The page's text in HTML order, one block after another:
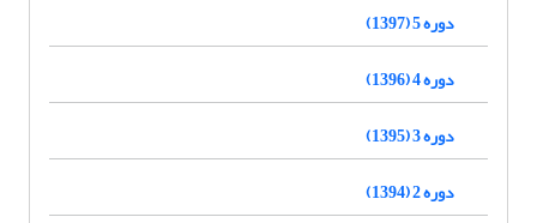
دوره 5 (1397)
دوره 4 (1396)
دوره 3 (1395)
دوره 2 (1394)